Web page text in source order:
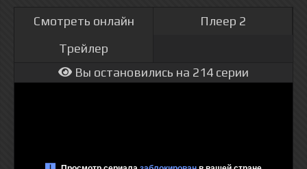
Смотреть онлайн
Плеер 2
Трейлер
Вы остановились на 214 серии